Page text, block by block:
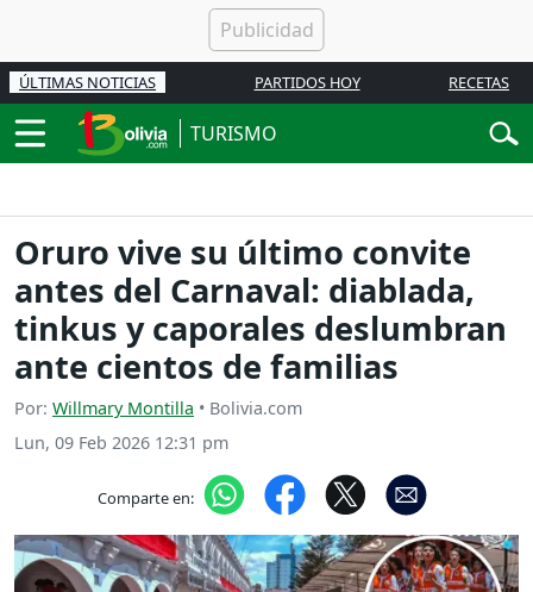
ÚLTIMAS NOTICIAS PARTIDOS HOY RECETAS
TURISMO
Oruro vive su último convite
antes del Carnaval: diablada,
tinkus y caporales deslumbran
ante cientos de familias
Por: Willmary Montilla • Bolivia.com
Lun, 09 Feb 2026 12:31 pm
Comparte en: